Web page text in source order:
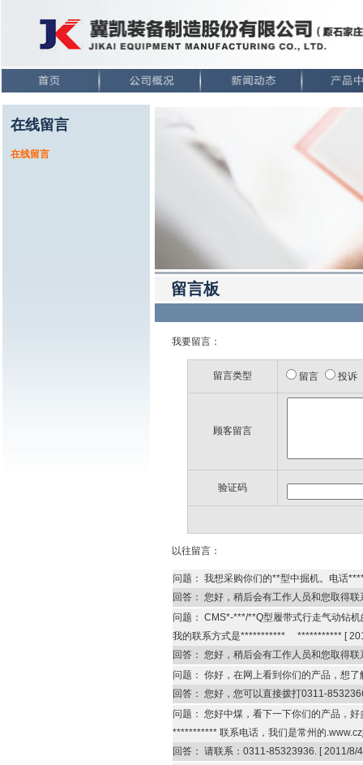
在线留言
在线留言
留言板
我要留言：
留言类型 留言 投诉
顾客留言
验证码
以往留言：
问题： 我想采购你们的**型中掘机。电话
回答： 您好，稍后会有工作人员和您取得
问题： CMS*-***/**Q型履带式行走气动钻机
我的联系方式是*********** ***********[
回答： 您好，稍后会有工作人员和您取得
问题： 你好，在网上看到你们的产品，想
回答： 您好，您可以直接拨打0311-
问题： 您好中煤，看下一下你们的产品，
*********** 联系电话，我们是常州的
回答： 请联系：0311-85323936.[2011/8/